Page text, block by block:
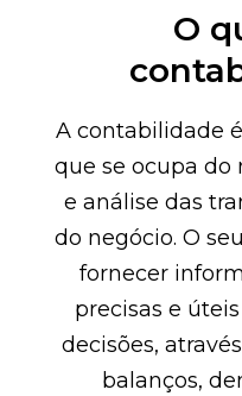
O
A contabilidade
que se ocupa do
e análise das
do negócio. O
fornecer
precisas e
decisões,
balanços,